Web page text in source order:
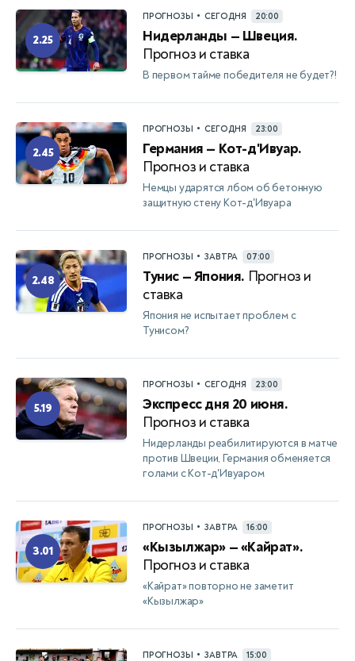
2.25
ПРОГНОЗЫ • СЕГОДНЯ 20:00
Нидерланды — Швеция.
Прогноз и ставка
В первом тайме победителя не будет?!
2.45
ПРОГНОЗЫ • СЕГОДНЯ 23:00
Германия — Кот-д'Ивуар.
Прогноз и ставка
Немцы ударятся лбом об бетонную
защитную стену Кот-д'Ивуара
2.48
ПРОГНОЗЫ • ЗАВТРА 07:00
Тунис — Япония. Прогноз и
ставка
Япония не испытает проблем с
Тунисом?
5.19
ПРОГНОЗЫ • СЕГОДНЯ 23:00
Экспресс дня 20 июня.
Прогноз и ставка
Нидерланды реабилитируются в матче
против Швеции, Германия обменяется
голами с Кот-д'Ивуаром
3.01
ПРОГНОЗЫ • ЗАВТРА 16:00
«Кызылжар» — «Кайрат».
Прогноз и ставка
«Кайрат» повторно не заметит
«Кызылжар»
ПРОГНОЗЫ • ЗАВТРА 15:00